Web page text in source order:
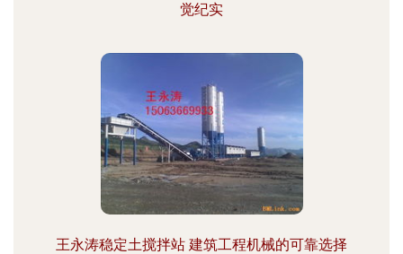
觉纪实
王永涛稳定土搅拌站 建筑工程机械的可靠选择